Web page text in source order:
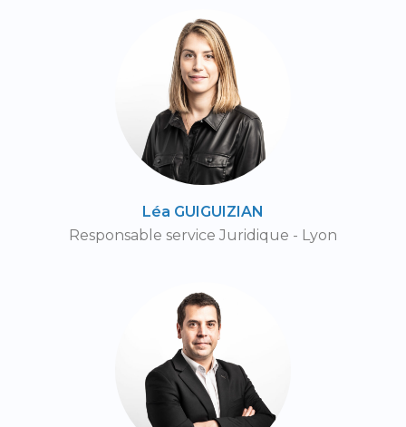
Léa GUIGUIZIAN
Responsable service Juridique - Lyon